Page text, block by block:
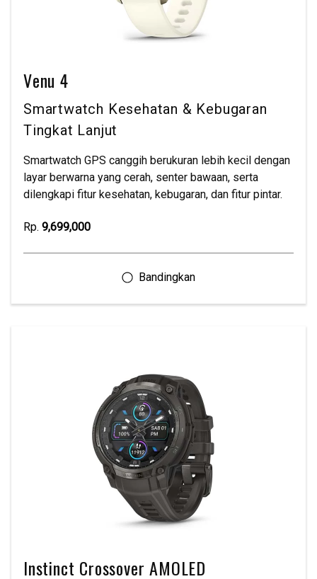
Venu 4
Smartwatch Kesehatan & Kebugaran
Tingkat Lanjut
Smartwatch GPS canggih berukuran lebih kecil dengan
layar berwarna yang cerah, senter bawaan, serta
dilengkapi fitur kesehatan, kebugaran, dan fitur pintar.
Rp. 9,699,000
Instinct Crossover AMOLED